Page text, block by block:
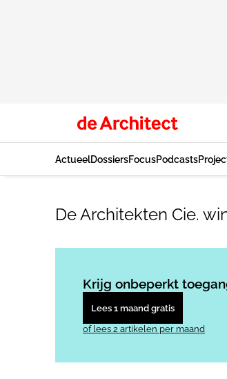
ActueelDossiersFocusPodcasts
De Architekten Cie.
Krijg onbeperkt
Lees 1 maand gratis
of lees 2 artikelen per maand